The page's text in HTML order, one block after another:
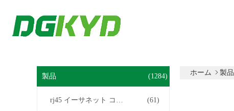
製品 (1284)
rj45 イーサネット コネクター (61)
ホーム 製品